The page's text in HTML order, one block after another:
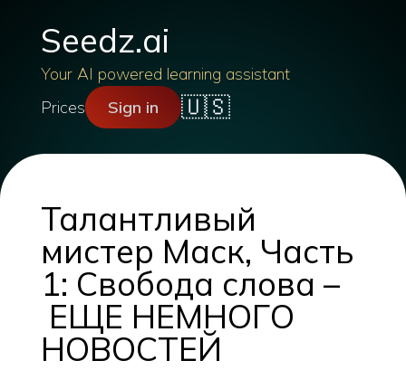
Seedz.ai
Your AI powered learning assistant
Prices
Sign in 🇺🇸
Талантливый
мистер Маск, Часть
1: Свобода слова –
ЕЩЕ НЕМНОГО
НОВОСТЕЙ